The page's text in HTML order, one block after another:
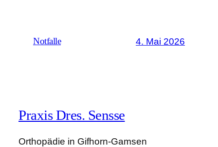
Notfalle 4. Mai 2026
Praxis Dres. Sensse
Orthopädie in Gifhorn-Gamsen